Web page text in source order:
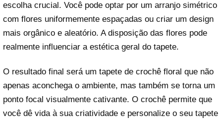
escolha crucial. Você pode optar por um arranjo simétrico
com flores uniformemente espaçadas ou criar um design
mais orgânico e aleatório. A disposição das flores pode
realmente influenciar a estética geral do tapete.
O resultado final será um tapete de crochê floral que não
apenas aconchega o ambiente, mas também se torna um
ponto focal visualmente cativante. O crochê permite que
você dê vida à sua criatividade e personalize o seu tapete